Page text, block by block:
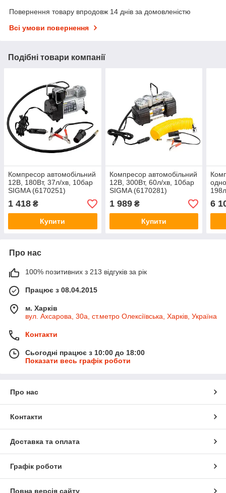
Повернення товару впродовж 14 днів за домовленістю
Всі умови повернення
Подібні товари компанії
Компресор автомобільний
12В, 180Вт, 37л/хв, 10бар
SIGMA (6170251)
1 418 ₴
Купити
Компресор автомобільний
12В, 300Вт, 60л/хв, 10бар
SIGMA (6170281)
1 989₴
Купити
6
Про нас
100% позитивних з 213 відгуків за рік
Працює з 08.04.2015
м. Харків
вул. Ахсарова, 30а, ст.метро Олексіївська, Харків, Україна
Контакти
Сьогодні працює з 10:00 до 18:00
Показати весь графік роботи
Про нас
Контакти
Доставка та оплата
Графік роботи
Повна версія сайту